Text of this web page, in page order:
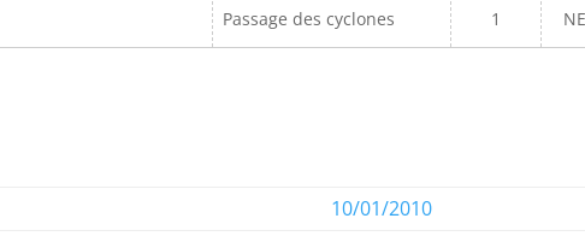
Passage des cyclones 1
10/01/2010